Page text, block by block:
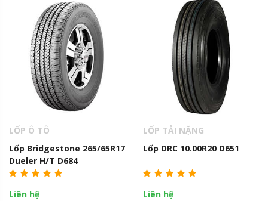
LỐP Ô TÔ
Lốp Bridgestone 265/65R17
Dueler H/T D684
Liên hệ
LỐP TẢI NẶNG
Lốp DRC 10.00R20 D651
Liên hệ